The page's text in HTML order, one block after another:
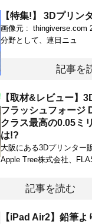
【特集!】 3Dプリン
画像元 : thingiverse.com
分野として、連日ニュ
記事を
【取材&レビュー】
フラッシュフォージ
クラス最高の0.05ミ
は!?
大阪にある3Dプリンター
Apple Tree株式会社、
記事を読む
【iPad Air2】鉛筆